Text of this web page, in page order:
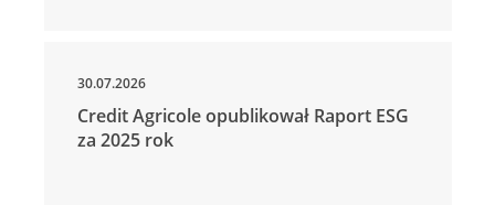
30.07.2026
Credit Agricole opublikował Raport ESG
za 2025 rok